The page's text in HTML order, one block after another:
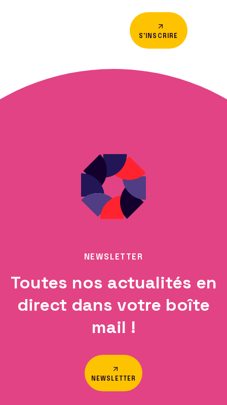
S'INSCRIRE
NEWSLETTER
Toutes nos actualités en
direct dans votre boîte
mail !
NEWSLETTER